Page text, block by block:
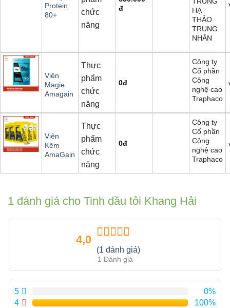
Protein
80+
chức
năng
đ
HẠ
THẢO
TRUNG
NHÂN
Viên
Magie
Amagain
Thực
phẩm
chức
năng
0đ
Công ty
Cổ phần
Công
nghệ cao
Traphaco
Viên
Kẽm
AmaGain
Thực
phẩm
chức
năng
0đ
Công ty
Cổ phần
Công
nghệ cao
Traphaco
1 đánh giá cho Tinh dầu tỏi Khang Hải
4,0
Được xếp
hạng 4.00
5 sao
(1 đánh giá)
1 Đánh giá
5
0%
4
100%